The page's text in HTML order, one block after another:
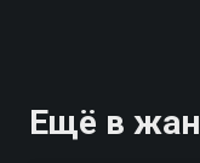
Ещё в